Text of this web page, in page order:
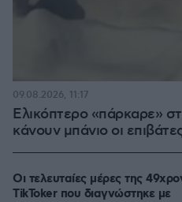
Ελικόπτερο «πάρκαρε»
κάνουν μπάνιο οι
09.08.2026, 11:17
Οι τελευταίες μέρες της
TikToker που διαγνώστηκε με